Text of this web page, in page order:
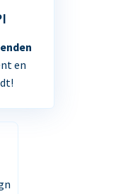
en